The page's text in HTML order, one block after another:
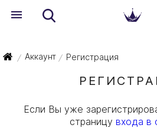
/ Аккаунт / Регистрация
Если Вы уже
страницу входа в